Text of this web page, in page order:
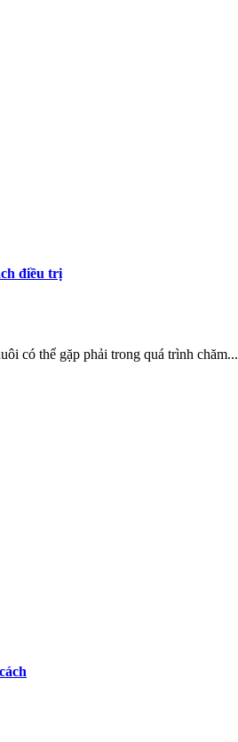
điều trị
có thể gặp phải trong quá trình chăm...